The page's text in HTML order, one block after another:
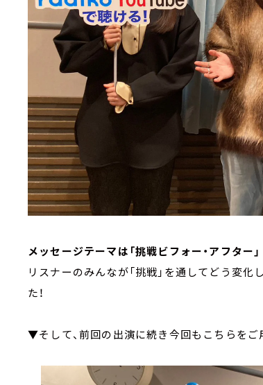
メッセージテーマは「挑戦ビフォー・アフター」
リスナーのみんなが「挑戦」を通してどう変
た！
▼そして、前回の出演に続き今回もこちらをご